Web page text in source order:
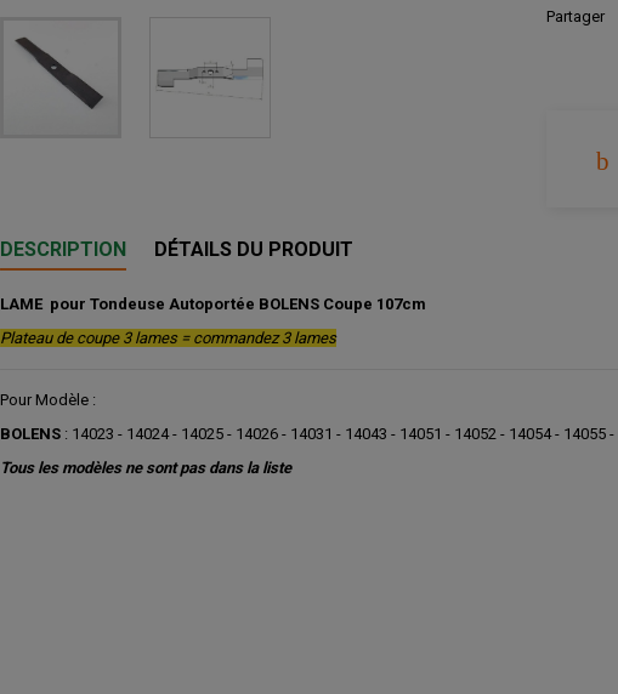
Partager
DESCRIPTION DÉTAILS DU PRODUIT
LAME pour Tondeuse Autoportée BOLENS Coupe 107cm
Plateau de coupe 3 lames = commandez 3 lames
Pour Modèle :
BOLENS : 14023 - 14024 - 14025 - 14026 - 14031 - 14043 - 14051 - 14052 - 14054 - 14055
Tous les modèles ne sont pas dans la liste